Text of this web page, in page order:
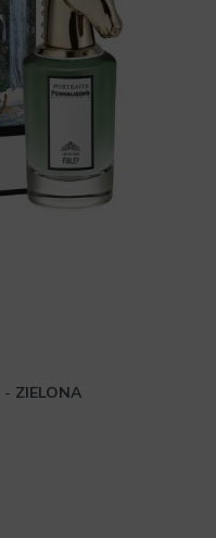
- ZIELONA